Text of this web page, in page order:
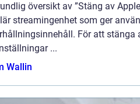
översikt av ”Stäng av
streamingenhet som ger
För att stänga
...
Wallin